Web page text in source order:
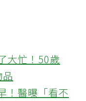
大忙！50歲
！醫曝「看不